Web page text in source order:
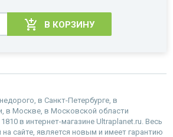
В КОРЗИНУ
в Санкт-Петербурге, в
в Москве, в Московской области
в интернет-магазине Ultraplanet.ru. Весь
сайте, является новым и имеет гарантию